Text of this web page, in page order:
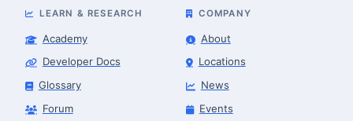
LEARN & RESEARCH
Academy
Developer Docs
Glossary
Forum
COMPANY
About
Locations
News
Events